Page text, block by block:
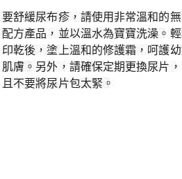
要舒緩尿布疹，請使用非常溫和的
配方產品，並以溫水為寶寶洗澡。
印乾後，塗上溫和的修護霜 ，呵護
肌膚。另外，請確保定期更換尿片
且不要將尿片包太緊。